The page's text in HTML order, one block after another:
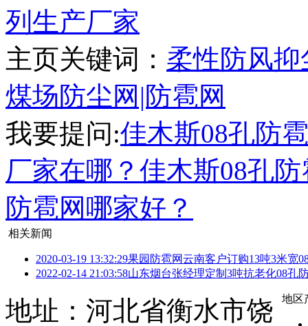
列生产厂家
主页关键词： 柔性防风
煤场防尘网|防雹网
我要提问:佳木斯08孔防
厂家在哪？ 佳木斯08孔
防雹网哪家好？
相关新闻
2020-03-19 13:32:29果园防雹网云南客户订购13吨3米宽
2022-02-14 21:03:58山东烟台张经理定制3吨抗老化08孔
地区
地址：河北省衡水市饶